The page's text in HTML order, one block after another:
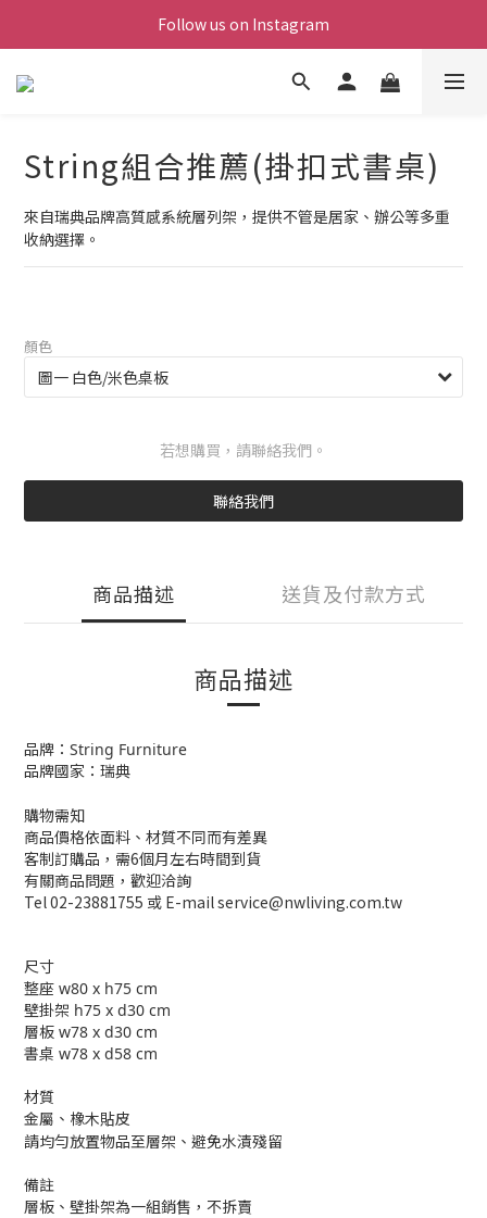
Follow us on Instagram
String組合推薦(掛扣式書桌)
來自瑞典品牌高質感系統層列架，提供不管是居家、辦公等多重
收納選擇。
顏色
若想購買，請聯絡我們。
聯絡我們
商品描述 送貨及付款方式
商品描述
品牌： String Furniture
品牌國家：瑞典
購物需知
商品價格依面料、材質不同而有差異
客制訂購品，需6個月左右時間到貨
有關商品問題，歡迎洽詢
Tel 02-23881755 或 E-mail service@nwliving.com.tw
尺寸
整座 w80 x h75 cm
壁掛架 h75 x d30 cm
層板 w78 x d30 cm
書桌 w78 x d58 cm
材質
金屬、橡木貼皮
請均勻放置物品至層架 、避免水漬殘留
備註
層板、壁掛架為一組銷售，不拆賣